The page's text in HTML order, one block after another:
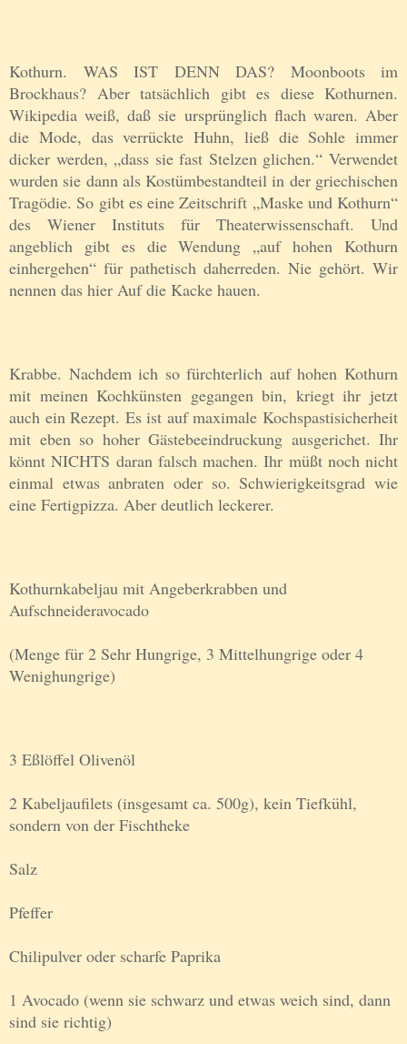
Kothurn. WAS IST DENN DAS? Moonboots im
Brockhaus? Aber tatsächlich gibt es diese Kothurnen.
Wikipedia weiß, daß sie ursprünglich flach waren. Aber
die Mode, das verrückte Huhn, ließ die Sohle immer
dicker werden, „dass sie fast Stelzen glichen.“ Verwendet
wurden sie dann als Kostümbestandteil in der griechischen
Tragödie. So gibt es eine Zeitschrift „Maske und Kothurn“
des Wiener Instituts für Theaterwissenschaft. Und
angeblich gibt es die Wendung „auf hohen Kothurn
einhergehen“ für pathetisch daherreden. Nie gehört. Wir
nennen das hier Auf die Kacke hauen.
Krabbe. Nachdem ich so fürchterlich auf hohen Kothurn
mit meinen Kochkünsten gegangen bin, kriegt ihr jetzt
auch ein Rezept. Es ist auf maximale Kochspastisicherheit
mit eben so hoher Gästebeeindruckung ausgerichet. Ihr
könnt NICHTS daran falsch machen. Ihr müßt noch nicht
einmal etwas anbraten oder so. Schwierigkeitsgrad wie
eine Fertigpizza. Aber deutlich leckerer.
Kothurnkabeljau mit Angeberkrabben und
Aufschneideravocado
(Menge für 2 Sehr Hungrige, 3 Mittelhungrige oder 4
Wenighungrige)
3 Eßlöffel Olivenöl
2 Kabeljaufilets (insgesamt ca. 500g), kein Tiefkühl,
sondern von der Fischtheke
Salz
Pfeffer
Chilipulver oder scharfe Paprika
1 Avocado (wenn sie schwarz und etwas weich sind, dann
sind sie richtig)